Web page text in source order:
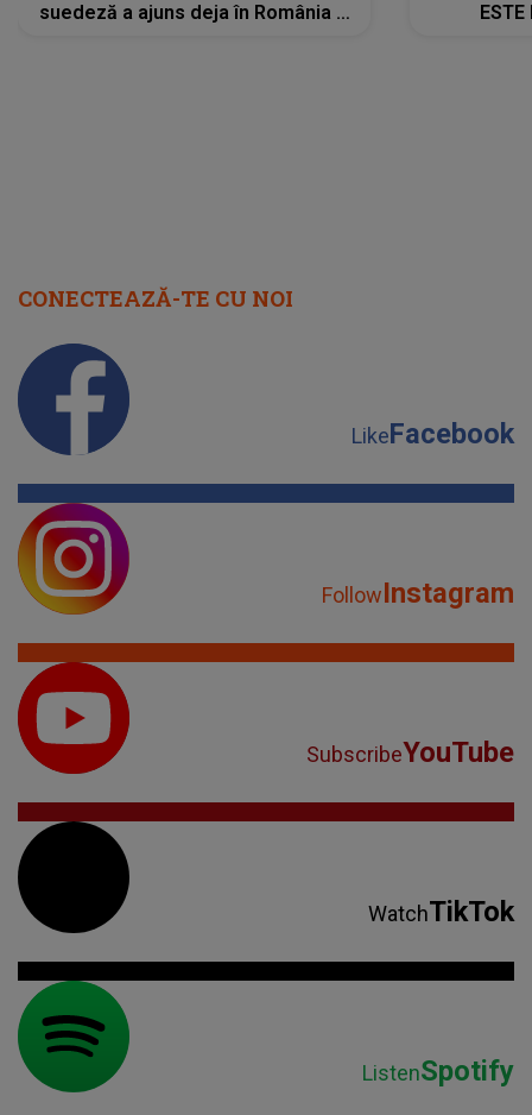
suedeză a ajuns deja în România și
CONECTEAZĂ-TE CU NOI
LikeFacebook
FollowInstagram
SubscribeYouTube
WatchTikTok
ListenSpotify